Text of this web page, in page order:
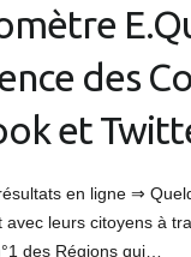
des
et
en ligne ⇒
avec leurs citoyens à
des Régions qui…